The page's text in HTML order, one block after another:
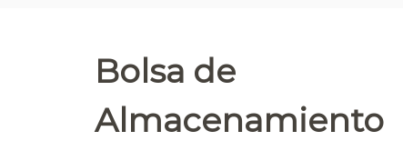
s
a
s
H
t
Bolsa de
Almacenamiento